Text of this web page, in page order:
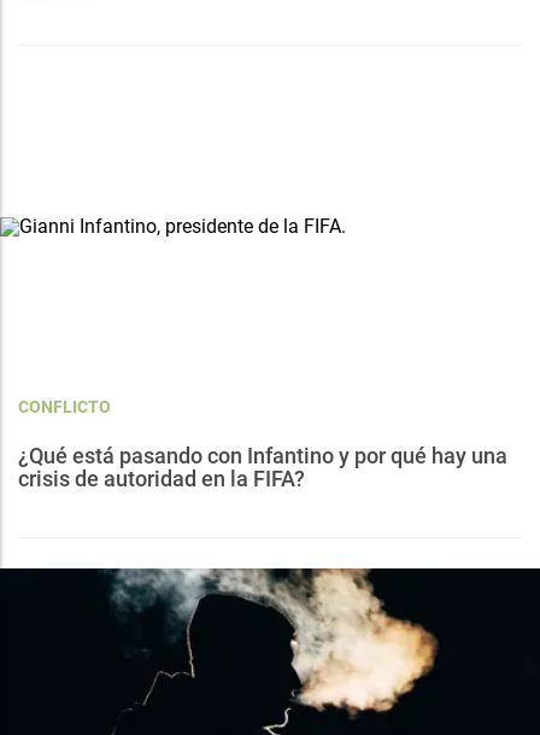
CONFLICTO
¿Qué está pasando con Infantino y por qué hay una
crisis de autoridad en la FIFA?